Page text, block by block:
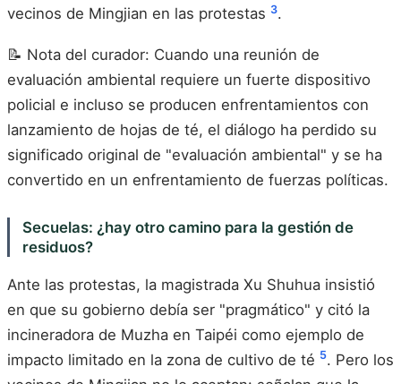
vecinos de Mingjian en las protestas 3.
📝 Nota del curador: Cuando una reunión de
evaluación ambiental requiere un fuerte dispositivo
policial e incluso se producen enfrentamientos con
lanzamiento de hojas de té, el diálogo ha perdido su
significado original de "evaluación ambiental" y se ha
convertido en un enfrentamiento de fuerzas políticas.
Secuelas: ¿hay otro camino para la gestión de
residuos?
Ante las protestas, la magistrada Xu Shuhua insistió
en que su gobierno debía ser "pragmático" y citó la
incineradora de Muzha en Taipéi como ejemplo de
impacto limitado en la zona de cultivo de té 5. Pero los